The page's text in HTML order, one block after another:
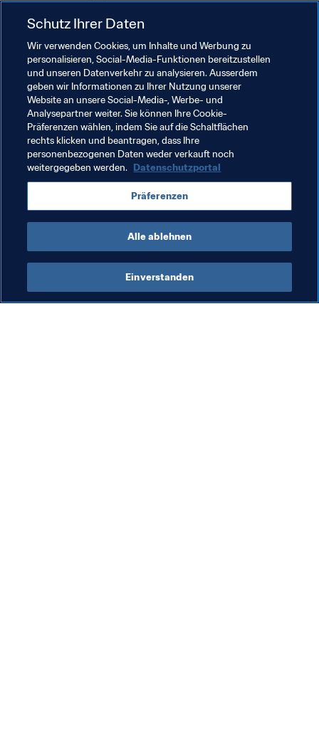
Verwandte Themen
Förderung des Fussballs FIFA Forward
FIFA-Präsident Organisation
FIFA U-20-Frauen-Weltmeisterschaft Costa Rica
2022™
Costa Rica Concacaf
Schutz Ihrer Daten
Wir verwenden Cookies, um Inhalte und Werbung zu
personalisieren, Social-Media-Funktionen bereitzustellen
und unseren Datenverkehr zu analysieren. Ausserdem
geben wir Informationen zu Ihrer Nutzung unserer
Website an unsere Social-Media-, Werbe- und
Analysepartner weiter. Sie können Ihre Cookie-
Präferenzen wählen, indem Sie auf die Schaltflächen
rechts klicken und beantragen, dass Ihre
personenbezogenen Daten weder verkauft noch
weitergegeben werden. Datenschutzportal
Präferenzen
Alle ablehnen
Einverstanden